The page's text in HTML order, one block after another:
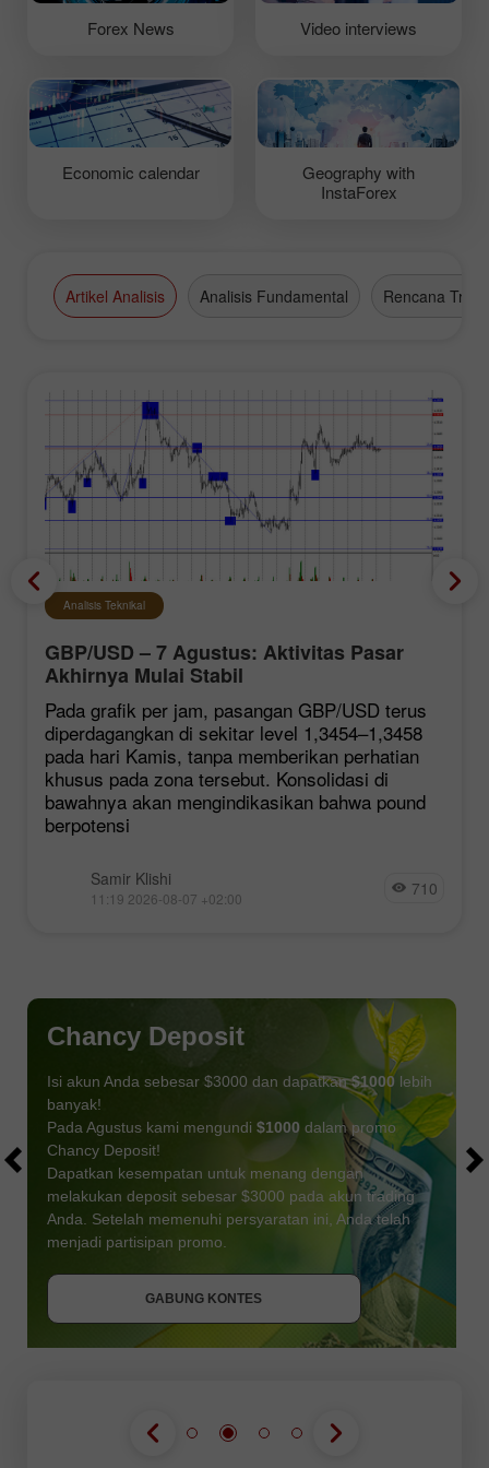
Forex News Video interviews
Economic calendar
Geography with
InstaForex
Artikel Analisis Analisis Fundamental Rencana
Analisis Teknikal
GBP/USD – 7 Agustus: Aktivitas Pasar
Akhirnya Mulai Stabil
Pada grafik per jam, pasangan GBP/USD terus
diperdagangkan di sekitar level 1,3454–1,3458
pada hari Kamis, tanpa memberikan perhatian
khusus pada zona tersebut. Konsolidasi di
bawahnya akan mengindikasikan bahwa pound
berpotensi
Samir Klishi
11:19 2026-08-07 +02:00 710
Chancy Deposit
Isi akun Anda sebesar $3000 dan dapatkan$1000 lebih
banyak!
Pada Agustus kami mengundi $1000 dalam promo
Chancy Deposit!
Dapatkan kesempatan untuk menang dengan
melakukan deposit sebesar $3000 pada akun trading
Anda. Setelah memenuhi persyaratan ini, Anda telah
menjadi partisipan promo.
GABUNG KONTES
GABUNG KONTES
DAPATKAN BONUS